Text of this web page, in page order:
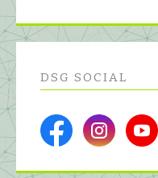
DSG SOCIAL